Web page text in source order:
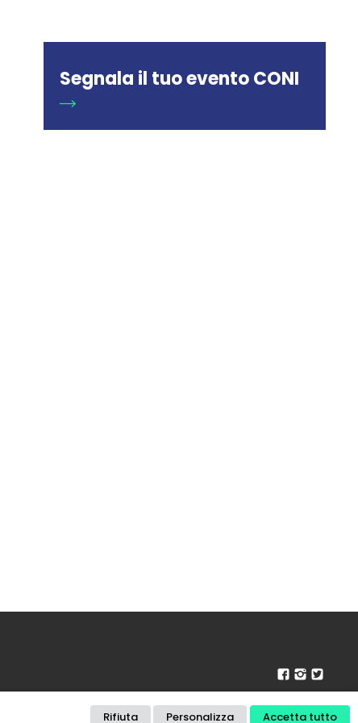
Segnala il tuo evento CONI
PRIVACY POLICY COOKIE POLICY DISCLAIMER
Rifiuta Personalizza Accetta tutto